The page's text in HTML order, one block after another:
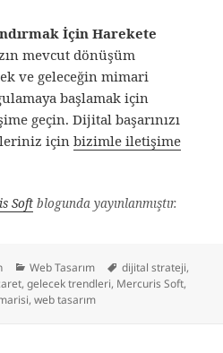
İçin Harekete
mevcut dönüşüm
ve geleceğin mimari
başlamak için
geçin. Dijital başarınızı
içinbizimle iletişime
Soft blogunda yayınlanmıştır.
Kategoriler
Web Tasarım Etiketler
dijital strateji,
,gelecek trendleri, Mercuris Soft,
,web tasarım